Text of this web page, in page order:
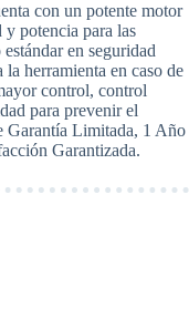
con un potente motor
potencia para las
en seguridad
la herramienta en caso de
control, control
para prevenir el
Garantía Limitada, 1 Año
Garantizada.